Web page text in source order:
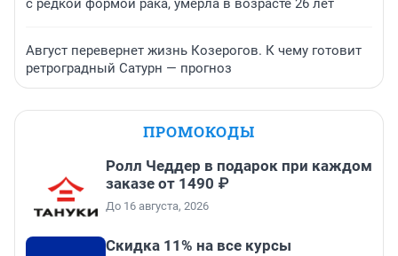
с редкой формой рака, умерла в возрасте 26 лет
Август перевернет жизнь Козерогов. К чему готовит
ретроградный Сатурн — прогноз
ПРОМОКОДЫ
Ролл Чеддер в подарок при каждом
заказе от 1490 ₽
До 16 августа, 2026
Скидка 11% на все курсы